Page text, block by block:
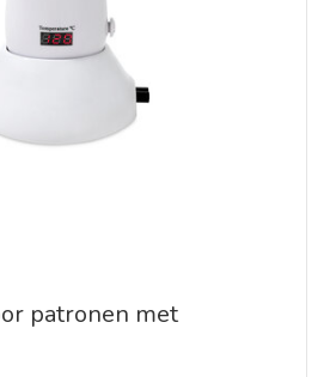
patronen met